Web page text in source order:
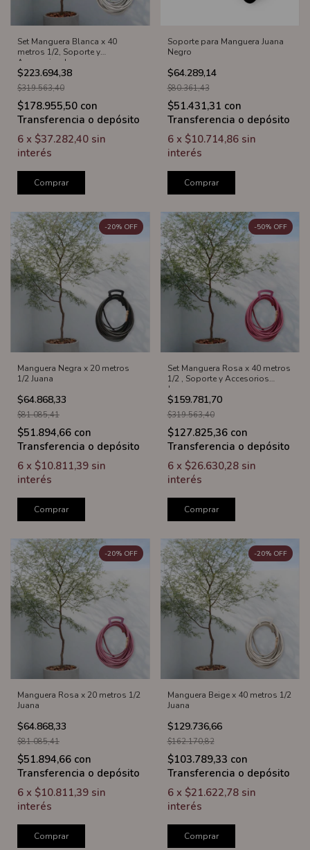
Set Manguera Blanca x 40
metros 1/2, Soporte y
Accesorios Juana
$223.694,38
$319.563,40
$178.955,50 con
Transferencia o depósito
6 x $37.282,40 sin
interés
Comprar
Soporte para Manguera Juana
Negro
$64.289,14
$80.361,43
$51.431,31 con
Transferencia o depósito
6 x $10.714,86 sin
interés
Comprar
Manguera Negra x 20 metros
1/2 Juana
$64.868,33
-20% OFF
$81.085,41
$51.894,66 con
Transferencia o depósito
6 x $10.811,39 sin
interés
Comprar
Set Manguera Rosa x 40 metros
1/2 , Soporte y Accesorios
Juana
$159.781,70
-50% OFF
$319.563,40
$127.825,36 con
Transferencia o depósito
6 x $26.630,28 sin
interés
Comprar
Manguera Rosa x 20 metros 1/2
Juana
$64.868,33
-20% OFF
$81.085,41
$51.894,66 con
Transferencia o depósito
6 x $10.811,39 sin
interés
Comprar
Manguera Beige x 40 metros 1/2
Juana
$129.736,66
-20% OFF
$162.170,82
$103.789,33 con
Transferencia o depósito
6 x $21.622,78 sin
interés
Comprar